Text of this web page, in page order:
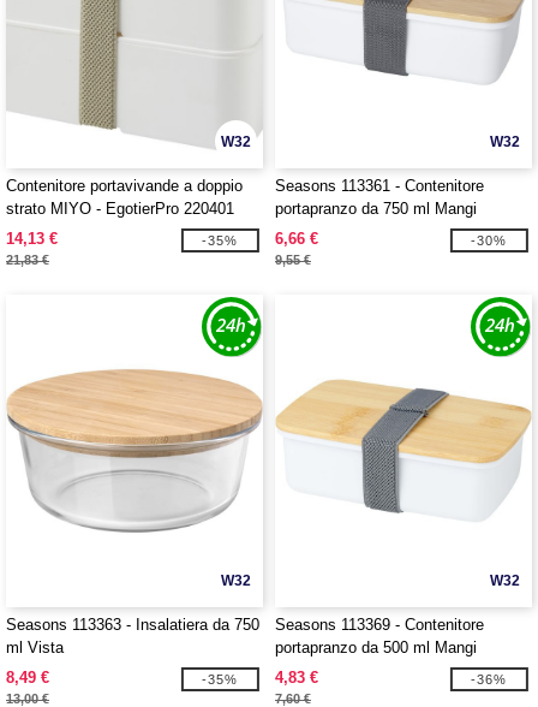
W32
Contenitore portavivande a doppio
strato MIYO - EgotierPro 220401
14,13 €
21,83 €
-35%
W32
Seasons 113361 - Contenitore
portapranzo da 750 ml Mangi
6,66 €
9,55 €
-30%
W32
Seasons 113363 - Insalatiera da 750
ml Vista
8,49 €
13,00 €
-35%
W32
Seasons 113369 - Contenitore
portapranzo da 500 ml Mangi
4,83 €
7,60 €
-36%